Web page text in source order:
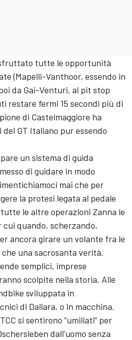
tutte le opportunità
(Mapelli-Vanthoor, essendo in
da Gai-Venturi, al pit stop
restare fermi 15 secondi più di
di Castelmaggiore ha
GT Italiano pur essendo
un sistema di guida
di guidare in modo
mai che per
la protesi legata al pedale
le altre operazioni Zanna le
cui quando, scherzando,
ancora girare un volante fra le
una sacrosanta verità.
semplici, imprese
scolpite nella storia. Alle
sviluppata in
di Dallara, o in macchina.
si sentirono “umiliati” per
dall’uomo senza